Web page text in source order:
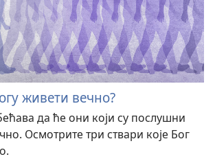
живети вечно?
да ће они који су послушни
Осмотрите три ствари које Бог